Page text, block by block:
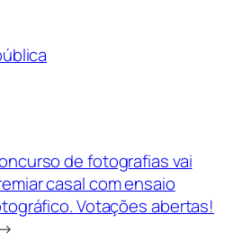
de fotografias vai
casal com ensaio
Votações abertas!